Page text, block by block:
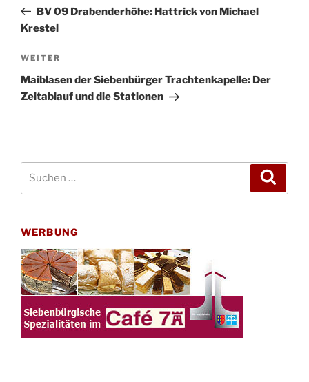
Beitrag
BV 09 Drabenderhöhe: Hattrick von Michael
Krestel
Nächster
Beitrag
WEITER
Maiblasen der Siebenbürger Trachtenkapelle: Der
Zeitablauf und die Stationen
WERBUNG